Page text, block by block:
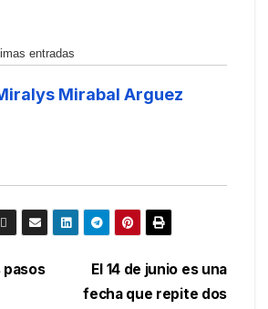
entradas
Mirabal Arguez
El 14 de junio es una
fecha que repite dos
pasos